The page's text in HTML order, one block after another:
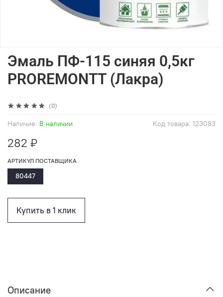
(0)
Код товара: 123083
Наличие: В наличии
Эмаль ПФ-115 синяя 0,5кг
PROREMONTТ (Лакра)
282 ₽
Купить в 1 клик
АРТИКУЛ ПОСТАВЩИКА
80447
Описание